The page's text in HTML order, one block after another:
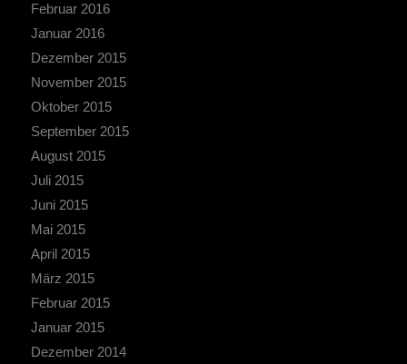
Februar 2016
Januar 2016
Dezember 2015
November 2015
Oktober 2015
September 2015
August 2015
Juli 2015
Juni 2015
Mai 2015
April 2015
März 2015
Februar 2015
Januar 2015
Dezember 2014